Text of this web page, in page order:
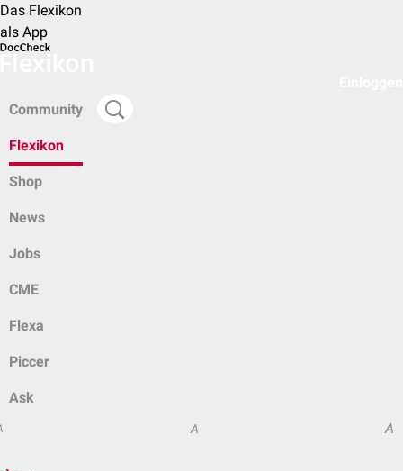
Das Flexikon
als App
Community
Flexikon
Shop
News
Jobs
CME
Flexa
Piccer
Ask
A A